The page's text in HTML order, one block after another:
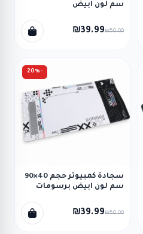
سم لون ابيض
₪39.99₪50.00
-20%
سجادة كمبيوتر حجم 40×90
سم لون ابيض برسومات
₪39.99₪50.00